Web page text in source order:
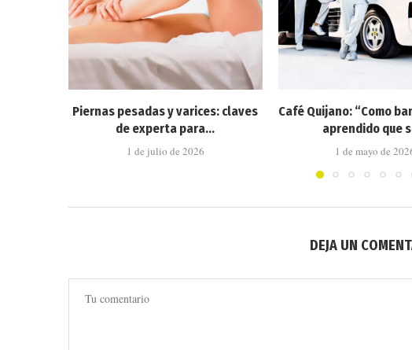
Piernas pesadas y varices: claves
de experta para...
1 de julio de 2026
Café Quijano: “Como
aprendido que
1 de mayo de
DEJA UN